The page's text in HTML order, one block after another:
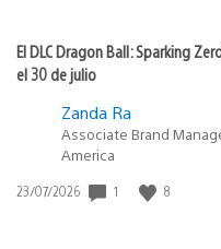
El DLC Dragon Ball: Sparking
el 30 de julio
Zanda Ra
Associate Brand
America
Fecha
23/07/2026 1 8